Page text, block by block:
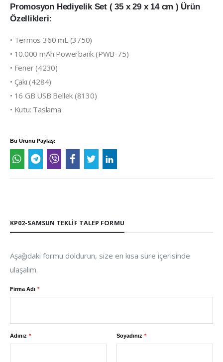
Promosyon Hediyelik Set ( 35 x 29 x 14 cm ) Ürün
Özellikleri:
• Termos 360 mL (3750)
• 10.000 mAh Powerbank (PWB-75)
• Fener (4230)
• Çakı (4284)
• 16 GB USB Bellek (8130)
• Kutu: Taslama
Bu Ürünü Paylaş:
KP02-SAMSUN TEKLIF TALEP FORMU
Aşağıdaki formu doldurun, size en kısa süre içerisinde
ulaşalım.
Firma Adı
Adınız Soyadınız